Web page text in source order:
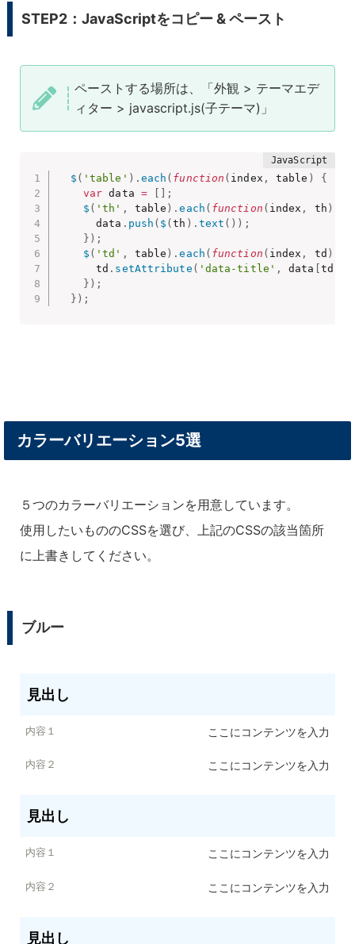
STEP2：JavaScriptをコピー & ペースト
ペーストする場所は、「外観 > テーマエデ
ィター > javascript.js(子テーマ)」
$ ( 'table' ) . each ( function ( index , table )
{
var data =
;
$ ( 'th' , table ) .each ( function ( index , th )
      data
. push ( $ (th ) . text ( ) ) ;
} ) ;
$ ( 'td' , table ) .each ( function ( index , td )
      td
. setAttribute ( 'data-title' , data td
} ) ;
} ) ;
カラーバリエーション5選
５つのカラーバリエーションを用意しています。
使用したいもののCSSを選び、上記のCSSの該当箇所
に上書きしてください。
ブルー
タイトル
見出し
ここにコンテンツを入力
ここにコンテンツを入力
見出し
ここにコンテンツを入力
ここにコンテンツを入力
見出し